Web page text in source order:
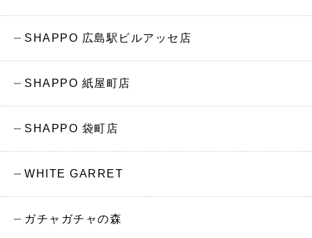
SHAPPO 広島駅ビルアッセ店
SHAPPO 紙屋町店
SHAPPO 袋町店
WHITE GARRET
ガチャガチャの森